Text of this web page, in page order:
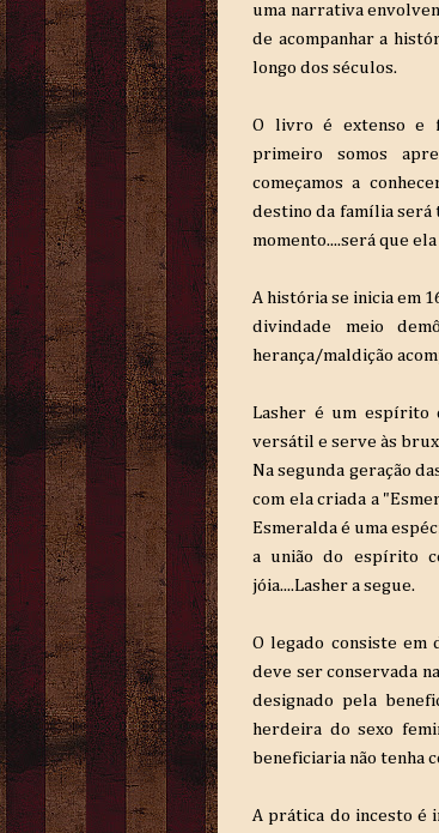
uma narrativa
de acompanhar a
longo dos séculos.
O livro é extenso e
primeiro somos
começamos a
destino da família será
momento....será que
A história se inicia em
divindade meio
herança/maldição
Lasher é um espírito
versátil e serve às
Na segunda geração
com ela criada a
Esmeralda é uma
a união do espírito
jóia....Lasher a segue.
O legado consiste em
deve ser conservada
designado pela
herdeira do sexo
beneficiaria não tenha
A prática do incesto é